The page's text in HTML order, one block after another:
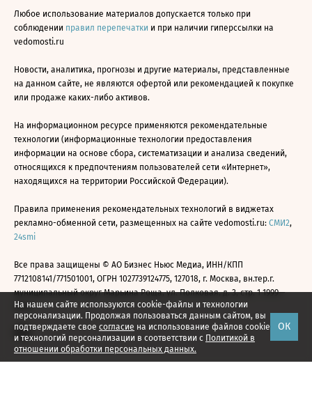
На нашем сайте используются cookie-файлы и технологии
персонализации. Продолжая пользоваться данным сайтом, вы
подтверждаете свое согласие на использование файлов cookie
и технологий персонализации в соответствии с Политикой в
отношении обработки персональных данных.
ОК
Любое использование материалов допускается только при
соблюдении правил перепечатки и при наличии гиперссылки на
vedomosti.ru
Новости, аналитика, прогнозы и другие материалы, представленные
на данном сайте, не являются офертой или рекомендацией к покупке
или продаже каких-либо активов.
На информационном ресурсе применяются рекомендательные
технологии (информационные технологии предоставления
информации на основе сбора, систематизации и анализа сведений,
относящихся к предпочтениям пользователей сети «Интернет»,
находящихся на территории Российской Федерации).
Правила применения рекомендательных технологий в виджетах
рекламно-обменной сети, размещенных на сайте vedomosti.ru: СМИ2,
24smi
Все права защищены © АО Бизнес Ньюс Медиа, ИНН/КПП
7712108141/771501001, ОГРН 1027739124775, 127018, г. Москва, вн.тер.г.
муниципальный округ Марьина Роща, ул. Полковая, д. 3, стр. 1 1999—
2026